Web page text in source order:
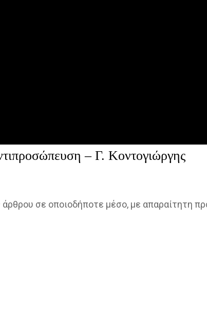
– Γ. Κοντογιώργης
σε οποιοδήποτε μέσο, με απαραίτητη